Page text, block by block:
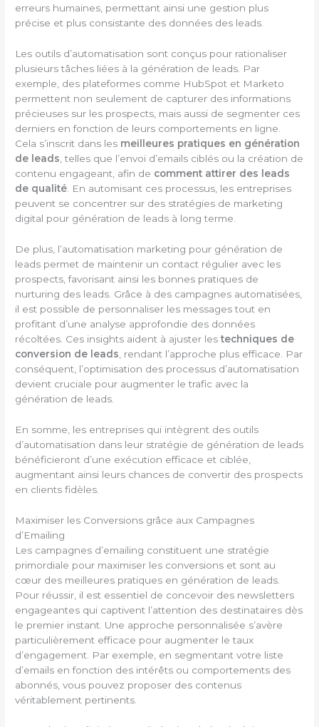
erreurs humaines, permettant ainsi une gestion plus
précise et plus consistante des données des leads.
Les outils d’automatisation sont conçus pour rationaliser
plusieurs tâches liées à la génération de leads. Par
exemple, des plateformes comme HubSpot et Marketo
permettent non seulement de capturer des informations
précieuses sur les prospects, mais aussi de segmenter ces
derniers en fonction de leurs comportements en ligne.
Cela s’inscrit dans les meilleures pratiques en génération
de leads , telles que l’envoi d’emails ciblés ou la création de
contenu engageant, afin de comment attirer des leads
de qualité . En automisant ces processus, les entreprises
peuvent se concentrer sur des stratégies de marketing
digital pour génération de leads à long terme.
De plus, l’automatisation marketing pour génération de
leads permet de maintenir un contact régulier avec les
prospects, favorisant ainsi les bonnes pratiques de
nurturing des leads. Grâce à des campagnes automatisées,
il est possible de personnaliser les messages tout en
profitant d’une analyse approfondie des données
récoltées. Ces insights aident à ajuster lestechniques de
conversion de leads , rendant l’approche plus efficace. Par
conséquent, l’optimisation des processus d’automatisation
devient cruciale pour augmenter le trafic avec la
génération de leads.
En somme, les entreprises qui intègrent des outils
d’automatisation dans leur stratégie de génération de leads
bénéficieront d’une exécution efficace et ciblée,
augmentant ainsi leurs chances de convertir des prospects
en clients fidèles.
Maximiser les Conversions grâce aux Campagnes
d’Emailing
Les campagnes d’emailing constituent une stratégie
primordiale pour maximiser les conversions et sont au
cœur des meilleures pratiques en génération de leads.
Pour réussir, il est essentiel de concevoir des newsletters
engageantes qui captivent l’attention des destinataires dès
le premier instant. Une approche personnalisée s’avère
particulièrement efficace pour augmenter le taux
d’engagement. Par exemple, en segmentant votre liste
d’emails en fonction des intérêts ou comportements des
abonnés, vous pouvez proposer des contenus
véritablement pertinents.